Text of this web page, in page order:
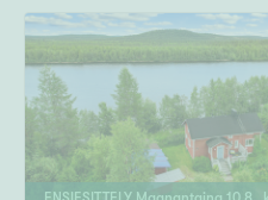
Ominaisuudet